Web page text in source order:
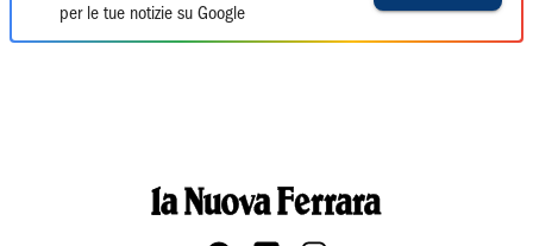
per le tue notizie su Google